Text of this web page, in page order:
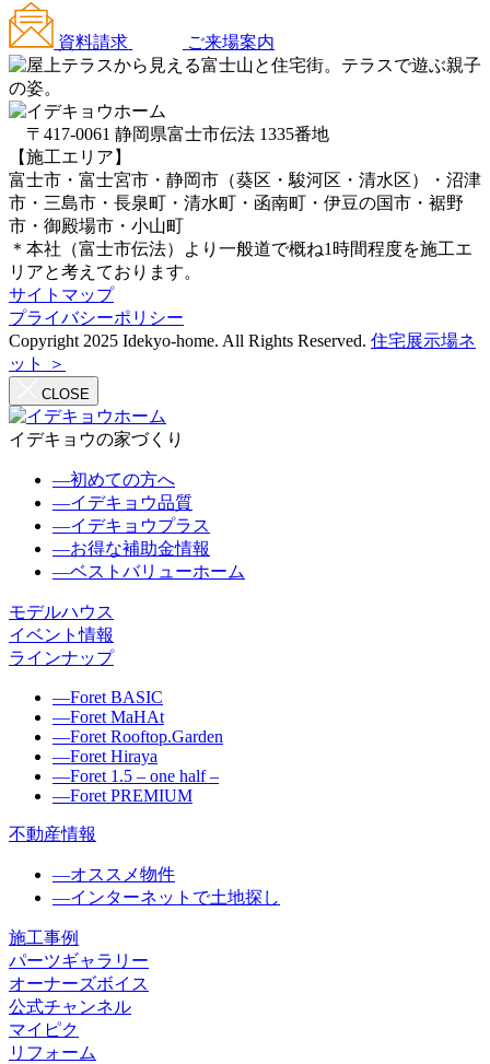
資料請求 ご来場案内
〒417-0061 静岡県富士市伝法 1335番地
【施工エリア】
富士市・富士宮市・静岡市（葵区・駿河区・清水区）・沼津
市・三島市・長泉町・清水町・函南町・伊豆の国市・裾野
市・御殿場市・小山町
＊本社（富士市伝法）より一般道で概ね1時間程度を施工エ
リアと考えております。
サイトマップ
プライバシーポリシー
Copyright 2025 Idekyo-home. All Rights Reserved. 住宅展示場ネ
ット ＞
CLOSE
イデキョウの家づくり
―初めての方へ
―イデキョウ品質
―イデキョウプラス
―お得な補助金情報
―ベストバリューホーム
モデルハウス
イベント情報
ラインナップ
―Foret BASIC
―Foret MaHAt
―Foret Rooftop.Garden
―Foret Hiraya
―Foret 1.5 – one half –
―Foret PREMIUM
不動産情報
―オススメ物件
―インターネットで土地探し
施工事例
パーツギャラリー
オーナーズボイス
公式チャンネル
マイピク
リフォーム